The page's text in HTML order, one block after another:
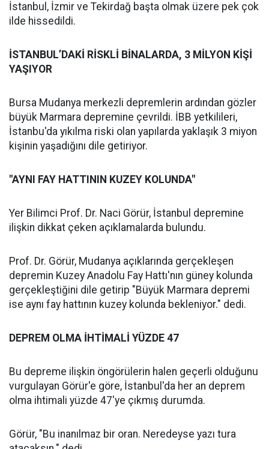
İstanbul, İzmir ve Tekirdağ başta olmak üzere pek çok
ilde hissedildi.
İSTANBUL’DAKİ RİSKLİ BİNALARDA, 3 MİLYON KİŞİ
YAŞIYOR
Bursa Mudanya merkezli depremlerin ardından gözler
büyük Marmara depremine çevrildi. İBB yetkilileri,
İstanbu'da yıkılma riski olan yapılarda yaklaşık 3 miyon
kişinin yaşadığını dile getiriyor.
"AYNI FAY HATTININ KUZEY KOLUNDA"
Yer Bilimci Prof. Dr. Naci Görür, İstanbul depremine
ilişkin dikkat çeken açıklamalarda bulundu.
Prof. Dr. Görür, Mudanya açıklarında gerçekleşen
depremin Kuzey Anadolu Fay Hattı'nın güney kolunda
gerçekleştiğini dile getirip "Büyük Marmara depremi
ise aynı fay hattının kuzey kolunda bekleniyor." dedi.
DEPREM OLMA İHTİMALİ YÜZDE 47
Bu depreme ilişkin öngörülerin halen geçerli olduğunu
vurgulayan Görür'e göre, İstanbul'da her an deprem
olma ihtimali yüzde 47'ye çıkmış durumda.
Görür, "Bu inanılmaz bir oran. Neredeyse yazı tura